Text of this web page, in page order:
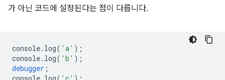
가 아닌 코드에 설정된다는 점이 다릅니다.
console. log( 'a' );
console. log( 'b' );
debugger ;